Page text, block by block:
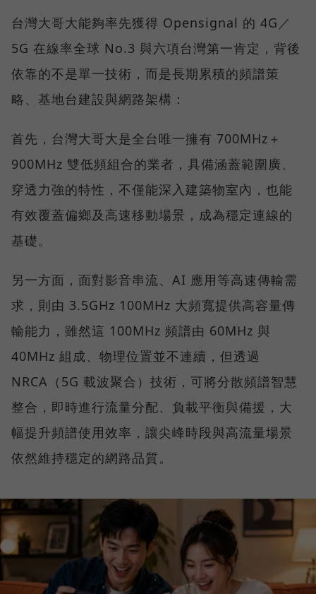
台灣大哥大能夠率先獲得 Opensignal 的 4G／
5G 在線率全球 No.3 與六項台灣第一肯定，背後
依靠的不是單一技術，而是長期累積的頻譜策
略、基地台建設與網路架構：
首先，台灣大哥大是全台唯一擁有 700MHz＋
900MHz 雙低頻組合的業者，具備涵蓋範圍廣、
穿透力強的特性，不僅能深入建築物室內，也能
有效覆蓋偏鄉及高速移動場景，成為穩定連線的
基礎。
另一方面，面對影音串流、AI 應用等高速傳輸需
求，則由 3.5GHz 100MHz 大頻寬提供高容量傳
輸能力，雖然這 100MHz 頻譜由 60MHz 與
40MHz 組成、物理位置並不連續，但透過
NRCA（5G 載波聚合）技術，可將分散頻譜智慧
整合，即時進行流量分配、負載平衡與備援，大
幅提升頻譜使用效率，讓尖峰時段與高流量場景
依然維持穩定的網路品質。